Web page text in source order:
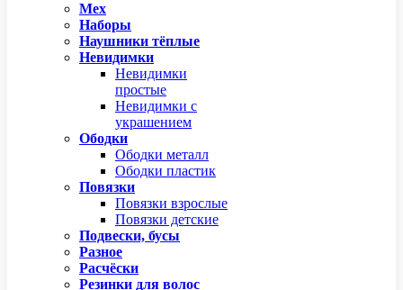
Мех
Наборы
Наушники тёплые
Невидимки
Невидимки
простые
Невидимки с
украшением
Ободки
Ободки металл
Ободки пластик
Повязки
Повязки взрослые
Повязки детские
Подвески, бусы
Разное
Расчёски
Резинки для волос